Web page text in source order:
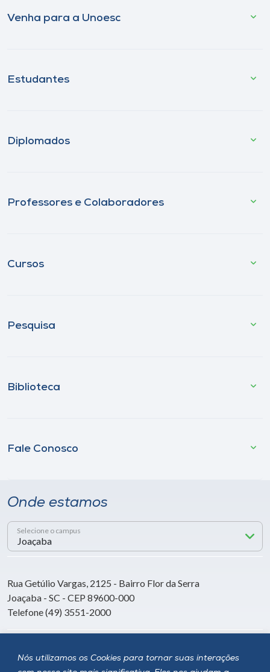
Nós utilizamos os Cookies para tornar suas interações
Venha para a Unoesc
Estudantes
Diplomados
Professores e Colaboradores
Cursos
Pesquisa
Biblioteca
Fale Conosco
Onde estamos
Selecione o campus
Rua Getúlio Vargas, 2125 - Bairro Flor da Serra
Joaçaba - SC - CEP 89600-000
Telefone (49) 3551-2000
Siga a Unoesc